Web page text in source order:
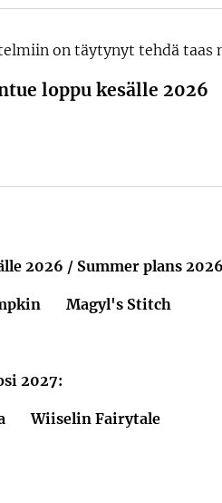
on täytynyt tehdä taas
loppu kesälle 2026
2026 / Summer plans
Magyl's Stitch
2027:
❤ Wiiselin Fairytale